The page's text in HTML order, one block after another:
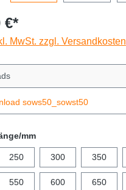
€*
MwSt. zzgl. Versandkosten
sows50_sowst50
mm
250 300 350
550 600 650